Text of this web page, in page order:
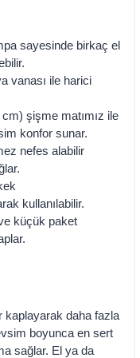
sayesinde birkaç el
vanası ile harici
şişme matımız ile
konfor sunar.
nefes alabilir
kullanılabilir.
küçük paket
kaplayarak daha fazla
boyunca en sert
sağlar. El ya da